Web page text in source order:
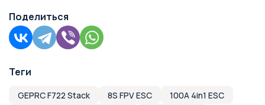
Поделиться
Теги
GEPRC F722 Stack 8S FPV ESC
100A 4in1 ESC